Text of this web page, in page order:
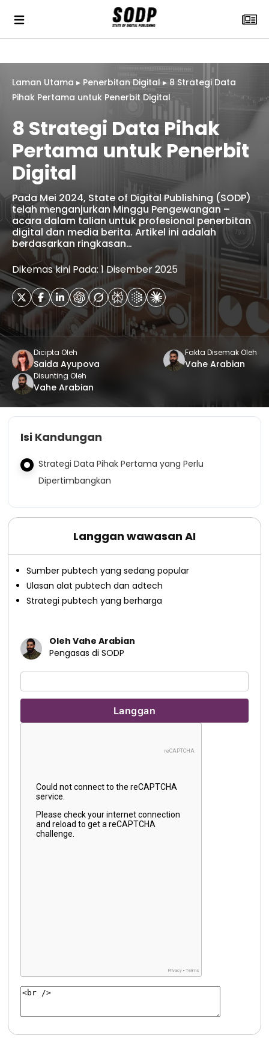
Laman Utama ▸ Penerbitan Digital ▸ 8 Strategi Data
Pihak Pertama untuk Penerbit Digital
8 Strategi Data Pihak
Pertama untuk Penerbit
Digital
Pada Mei 2024, State of Digital Publishing (SODP)
telah menganjurkan Minggu Pengewangan –
acara dalam talian untuk profesional penerbitan
digital dan media berita. Artikel ini adalah
berdasarkan ringkasan…
Dikemas kini Pada: 1 Disember 2025
Dicipta Oleh
Saida Ayupova
Fakta Disemak Oleh
Vahe Arabian
Disunting Oleh
Vahe Arabian
Isi Kandungan
Strategi Data Pihak Pertama yang Perlu
Dipertimbangkan
Langgan wawasan AI
Sumber pubtech yang sedang popular
Ulasan alat pubtech dan adtech
Strategi pubtech yang berharga
Oleh Vahe Arabian
Pengasas di SODP